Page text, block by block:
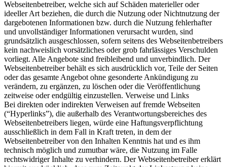
Webseitenbetreiber, welche sich auf Schäden materieller oder
ideeller Art beziehen, die durch die Nutzung oder Nichtnutzung der
dargebotenen Informationen bzw. durch die Nutzung fehlerhafter
und unvollständiger Informationen verursacht wurden, sind
grundsätzlich ausgeschlossen, sofern seitens des Webseitenbetreibers
kein nachweislich vorsätzliches oder grob fahrlässiges Verschulden
vorliegt. Alle Angebote sind freibleibend und unverbindlich. Der
Webseitenbetreiber behält es sich ausdrücklich vor, Teile der Seiten
oder das gesamte Angebot ohne gesonderte Ankündigung zu
verändern, zu ergänzen, zu löschen oder die Veröffentlichung
zeitweise oder endgültig einzustellen. Verweise und Links
Bei direkten oder indirekten Verweisen auf fremde Webseiten
(“Hyperlinks”), die außerhalb des Verantwortungsbereiches des
Webseitenbetreibers liegen, würde eine Haftungsverpflichtung
ausschließlich in dem Fall in Kraft treten, in dem der
Webseitenbetreiber von den Inhalten Kenntnis hat und es ihm
technisch möglich und zumutbar wäre, die Nutzung im Falle
rechtswidriger Inhalte zu verhindern. Der Webseitenbetreiber erklärt